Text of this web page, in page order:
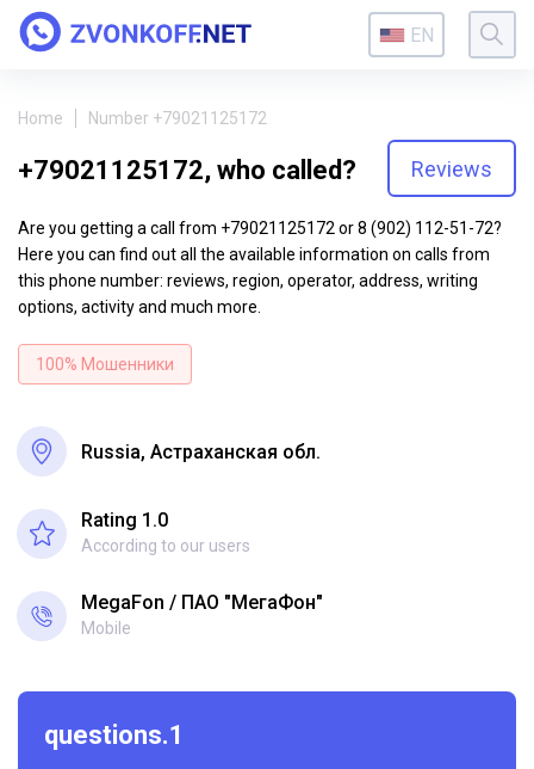
EN
Home Number +79021125172
+79021125172, who called? Reviews
Are you getting a call from +79021125172 or 8 (902) 112-51-72?
Here you can find out all the available information on calls from
this phone number: reviews, region, operator, address, writing
options, activity and much more.
100% Мошенники
Russia, Астраханская обл.
Rating 1.0
According to our users
MegaFon ПАО "МегаФон"
Mobile
questions.1